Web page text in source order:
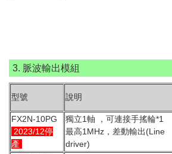
3. 脈波輸出模組
型號 說明
FX2N-10PG
2023/12停
產
獨立1軸 ，可連接手搖輪*1
最高1MHz，差動輸出(Line
driver)